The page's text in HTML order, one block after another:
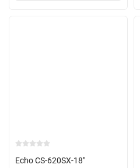
Echo CS-620SX-18"